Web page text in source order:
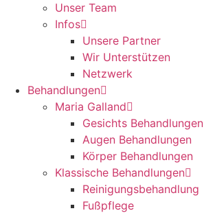
Unser Team
Infos
Unsere Partner
Wir Unterstützen
Netzwerk
Behandlungen
Maria Galland
Gesichts Behandlungen
Augen Behandlungen
Körper Behandlungen
Klassische Behandlungen
Reinigungsbehandlung
Fußpflege